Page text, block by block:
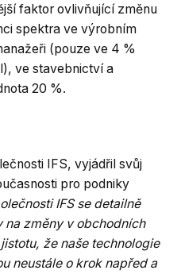
faktor ovlivňující změnu
spektra ve výrobním
(pouze ve 4 %
ve stavebnictví a
20 %.
IFS, vyjádřil svůj
pro podniky
IFS se detailně
změny v obchodních
že naše technologie
neustále o krok napřed a